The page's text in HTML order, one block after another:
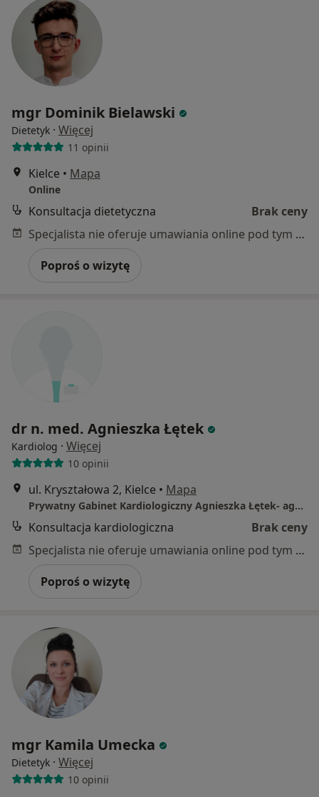
mgr Dominik Bielawski
Dietetyk · Więcej
11 opinii
Kielce • Mapa
Online
Konsultacja dietetyczna
Brak ceny
Specjalista nie oferuje umawiania online pod tym adresem.
Poproś o wizytę
dr n. med. Agnieszka Łętek
Kardiolog · Więcej
10 opinii
ul. Kryształowa 2, Kielce • Mapa
Prywatny Gabinet Kardiologiczny Agnieszka Łętek- agnieszkaletek.pl
Konsultacja kardiologiczna
Brak ceny
Specjalista nie oferuje umawiania online pod tym adresem.
Poproś o wizytę
mgr Kamila Umecka
Dietetyk · Więcej
10 opinii